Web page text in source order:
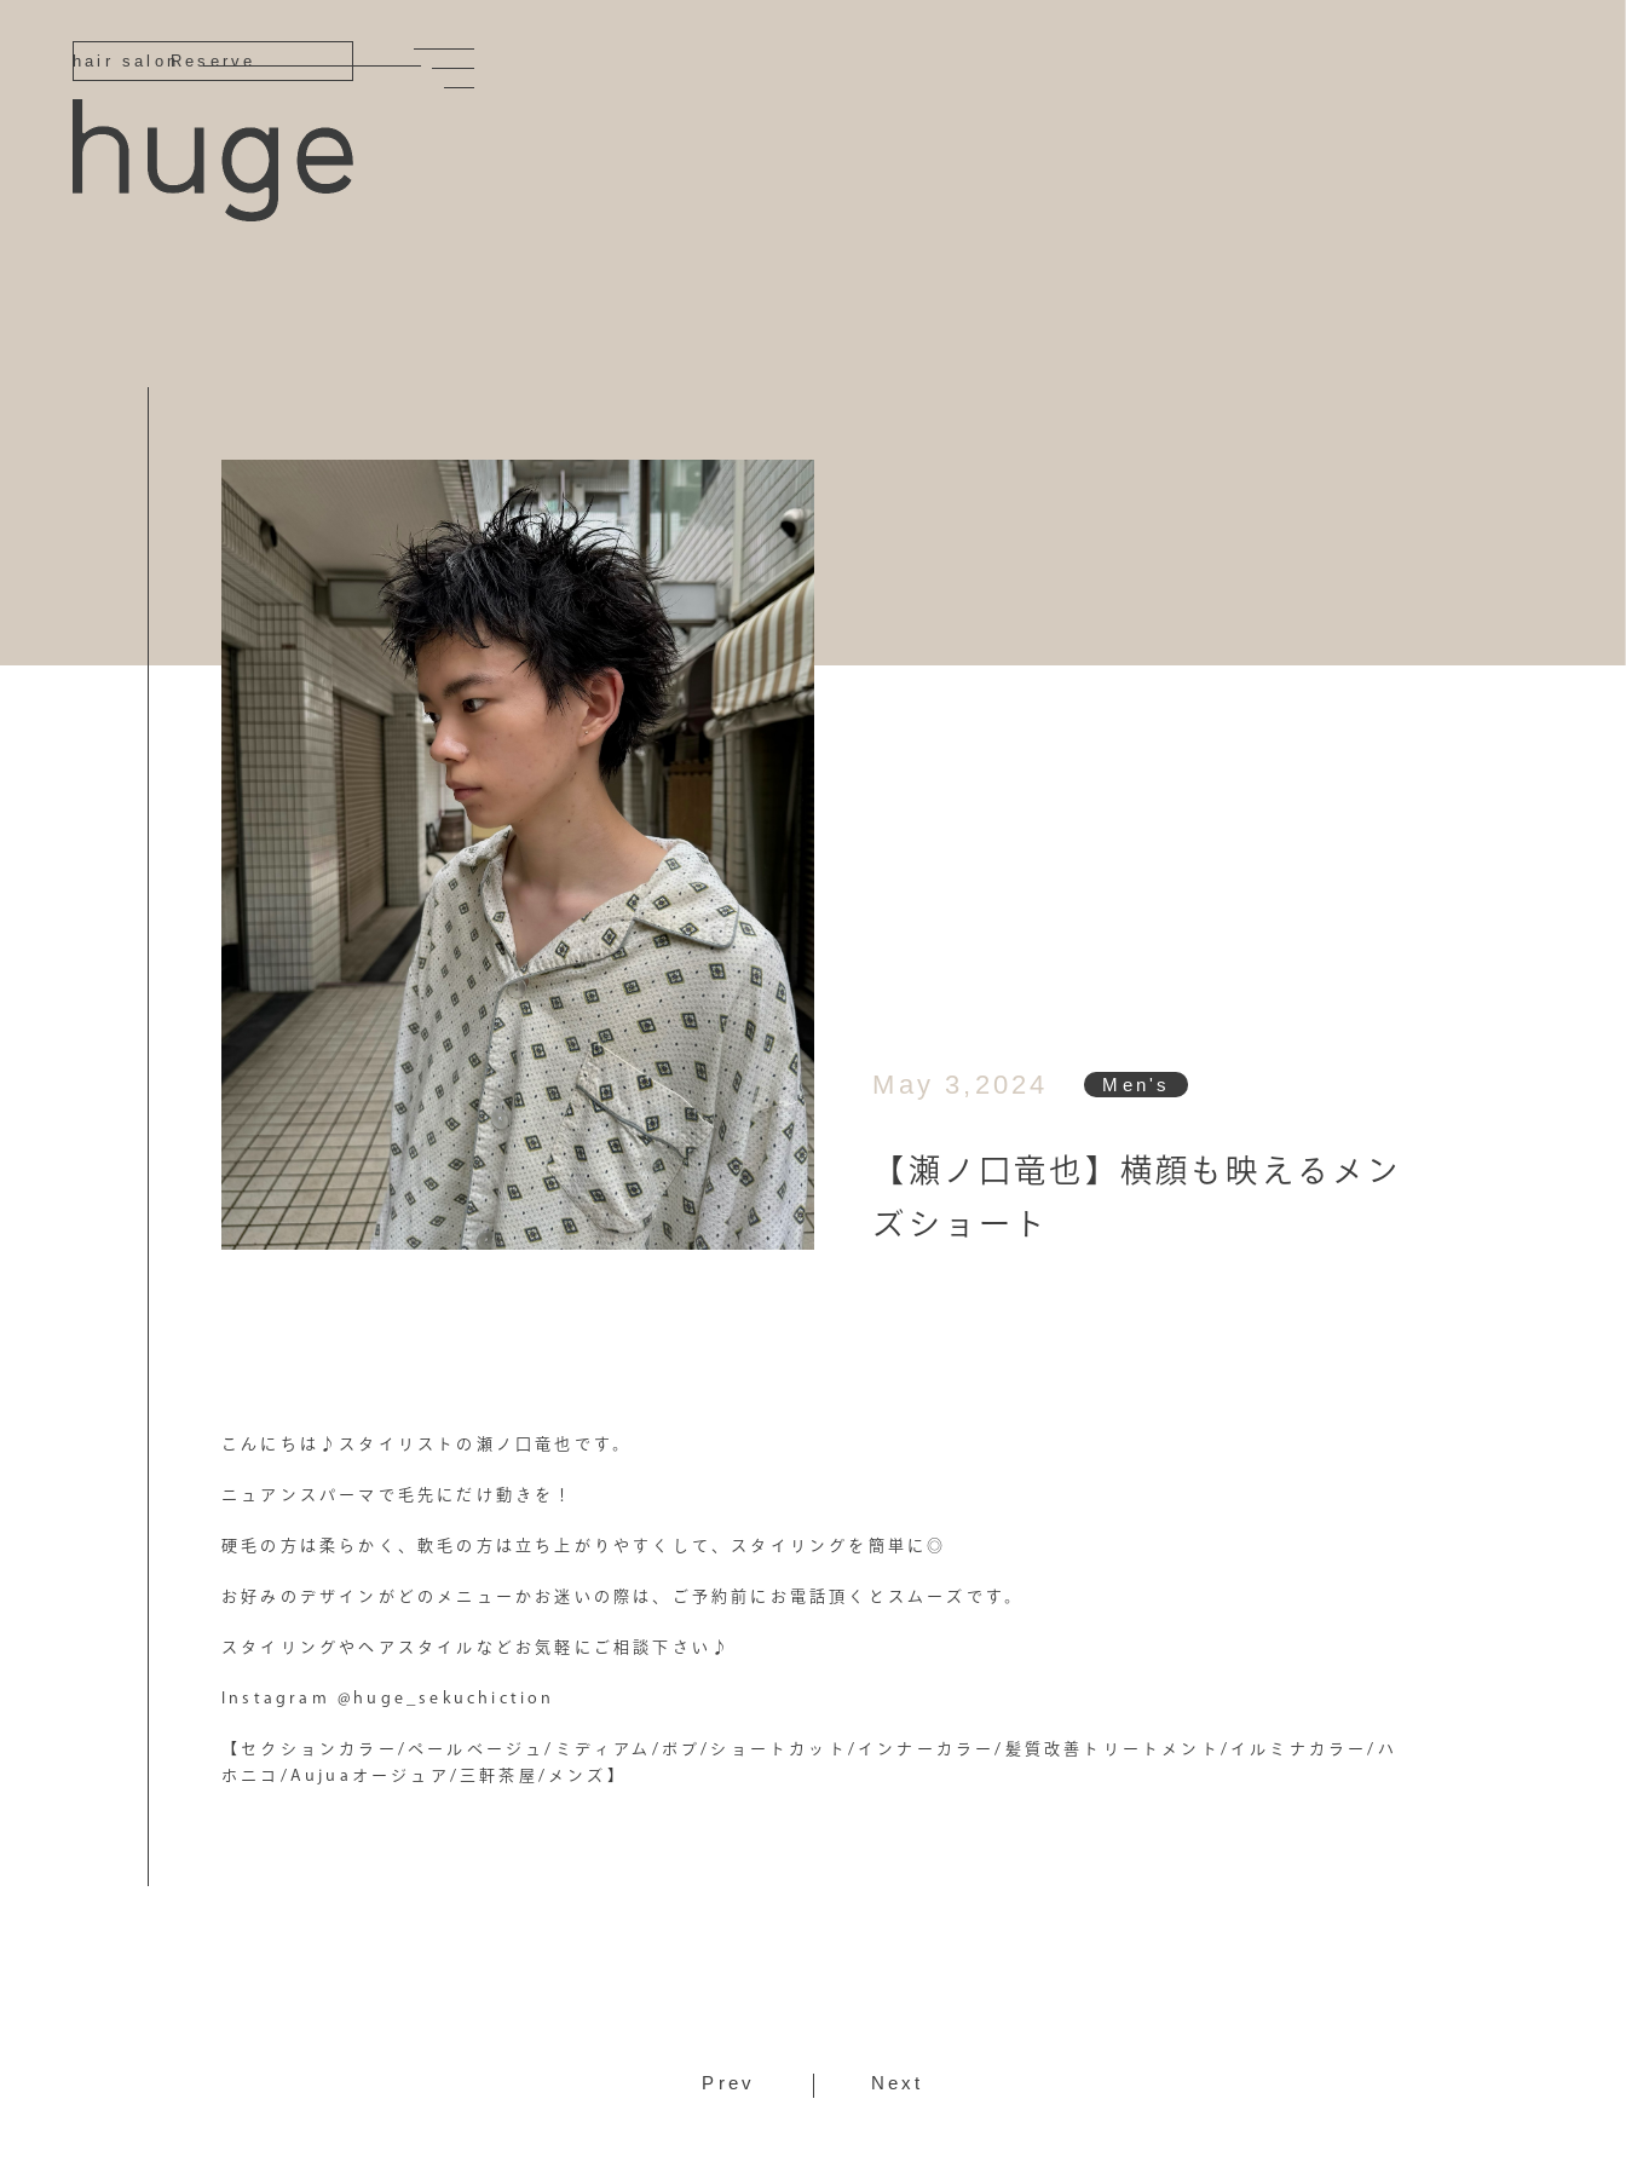
Reserve
hair salon
May 3,2024 Men's
【瀬ノ口竜也】横顔も映えるメン
ズショート
こんにちは♪スタイリストの瀬ノ口竜也です。
ニュアンスパーマで毛先にだけ動きを！
硬毛の方は柔らかく、軟毛の方は立ち上がりやすくして、スタイリングを簡単に◎
お好みのデザインがどのメニューかお迷いの際は、ご予約前にお電話頂くとスムーズです。
スタイリングやヘアスタイルなどお気軽にご相談下さい♪
Instagram @huge_sekuchiction
【セクションカラー/ペールベージュ/ミディアム/ボブ/ショートカット/インナーカラー/髪質改善トリートメント/イルミナカラー/ハ
ホニコ/Aujuaオージュア/三軒茶屋/メンズ】
Prev Next